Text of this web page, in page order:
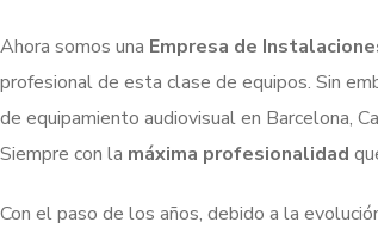
Ahora somos una Empresa de
profesional de esta clase de equipos. Sin
de equipamiento audiovisual en Barcelona,
Siempre con la máxima profesionalidad
Con el paso de los años, debido a la